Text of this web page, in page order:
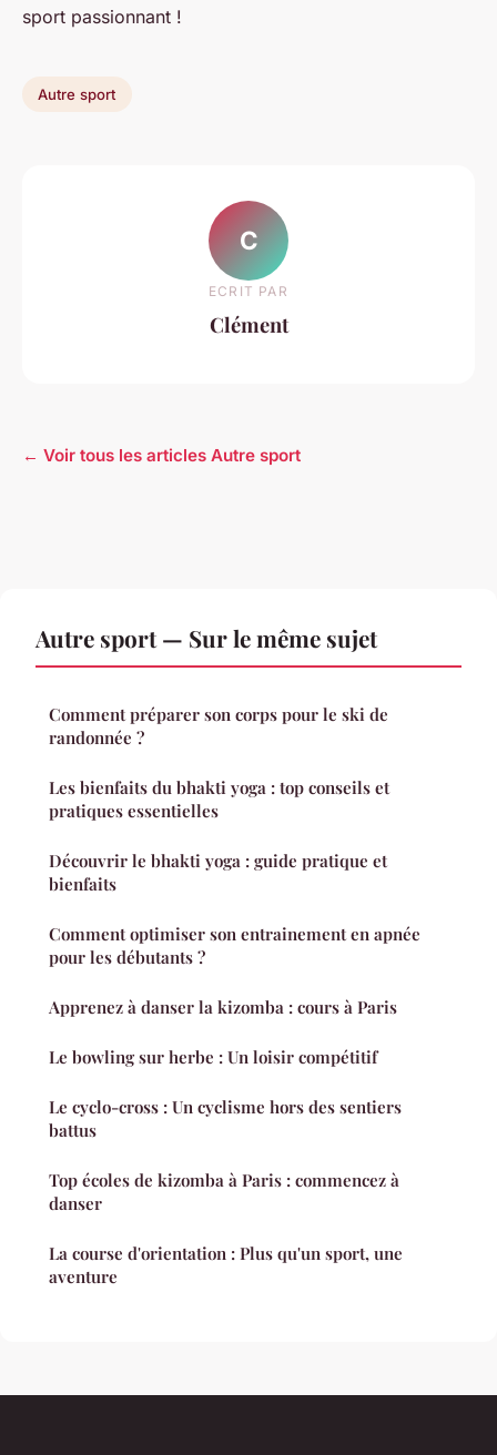
sport passionnant !
Autre sport
C
ECRIT PAR
Clément
← Voir tous les articles Autre sport
Autre sport — Sur le même sujet
Comment préparer son corps pour le ski de
randonnée ?
Les bienfaits du bhakti yoga : top conseils et
pratiques essentielles
Découvrir le bhakti yoga : guide pratique et
bienfaits
Comment optimiser son entrainement en apnée
pour les débutants ?
Apprenez à danser la kizomba : cours à Paris
Le bowling sur herbe : Un loisir compétitif
Le cyclo-cross : Un cyclisme hors des sentiers
battus
Top écoles de kizomba à Paris : commencez à
danser
La course d'orientation : Plus qu'un sport, une
aventure